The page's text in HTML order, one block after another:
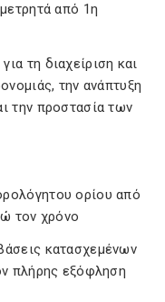
από 1η
τη διαχείριση και
την ανάπτυξη
την προστασία των
ορίου από
τον χρόνο
κατασχεμένων
πλήρης εξόφληση